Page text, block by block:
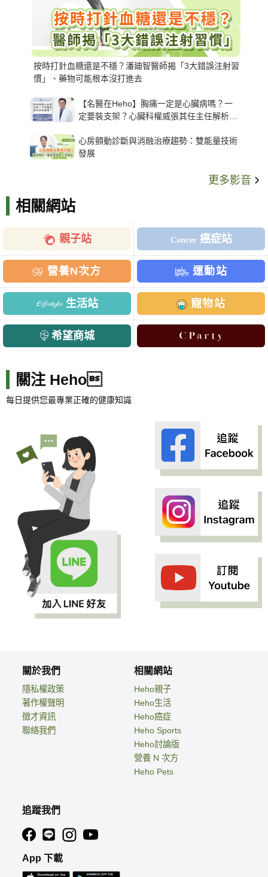
按時打針血糖還是不穩？潘廸智醫師揭「3大錯誤注射習
慣」、藥物可能根本沒打進去
【名醫在Heho】胸痛一定是心臟病嗎？一
定要裝支架？心臟科權威張其任主任解析支
心房顫動診斷與消融治療趨勢：雙能量技術
發展
更多影音
相關網站
親子站 癌症站
營養N次方 運動站
生活站 寵物站
希望商城
關注 Heho
每日提供您最專業正確的健康知識
關於我們
隱私權政策
著作權聲明
徵才資訊
聯絡我們
相關網站
Heho親子
Heho生活
Heho癌症
Heho Sports
Heho討論版
營養 N 次方
Heho Pets
追蹤我們
App 下載